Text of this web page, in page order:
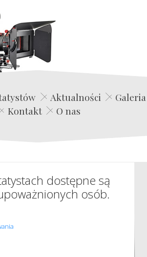
Edwin Film Agencja Aktorska
Aktualności
Galeria
Kontakt
O nas
dostępne są
osób.